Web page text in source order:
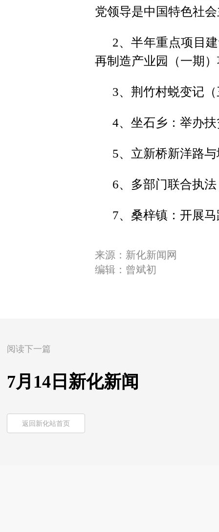
党领导是中国特色社
2、半年重点项目
再制造产业园（一期
3、荆竹村蜕变记
4、坐石乡：举办
5、立新桥新洋路
6、多部门联合执
7、桑梓镇：开展
来源：新化新闻网
编辑：曾斌初
阅读下一篇
7月14日新化新闻
返回新化站首页